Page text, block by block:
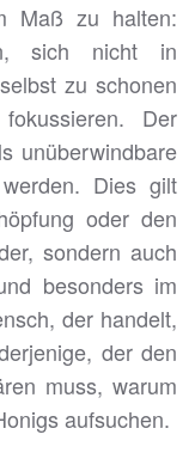
Maß zu halten:
sich nicht in
zu schonen
Der
unüberwindbare
Dies gilt
oder den
sondern auch
besonders im
der handelt,
der den
muss, warum
aufsuchen.